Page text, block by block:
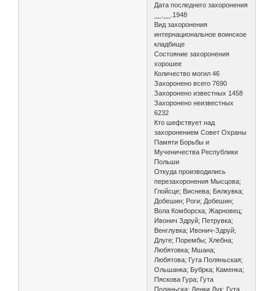
Дата последнего захоронения
__.__.1948
Вид захоронения
интернациональное воинское
кладбище
Состояние захоронения
хорошее
Количество могил 46
Захоронено всего 7690
Захоронено известных 1458
Захоронено неизвестных
6232
Кто шефствует над
захоронением Совет Охраны
Памяти Борьбы и
Мученичества Республики
Польши
Откуда производились
перезахоронения Мысцова;
Глойсце; Виснева; Бялкувка;
Добешин; Роги; Добешин;
Вола Комборска; Жарновец;
Ивонич Здруй; Петрувка;
Венглувка; Ивонич-Здруй;
Длуге; Порембы; Хлебна;
Любятовка; Мшана;
Любятова; Гута Поляньская;
Ольшанка; Бубрка; Каменка;
Пяскова Гура; Гута
Поланьска; Ленки Дук; Гута